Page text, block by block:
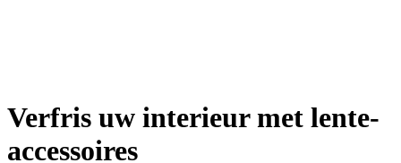
Verfris uw interieur met lente-
accessoires